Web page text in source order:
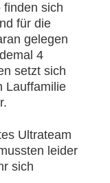
finden sich
für die
gelegen
4
setzt sich
Lauffamilie
Ultrateam
leider
sich